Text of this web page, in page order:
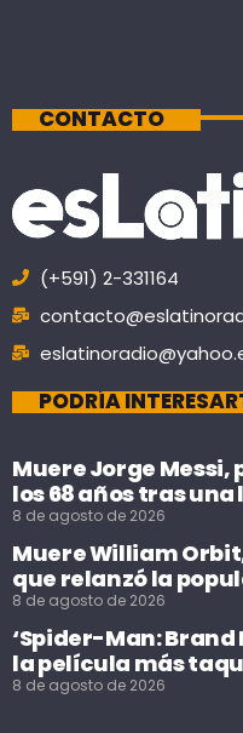
CONTACTO
(+591) 2-331164
PODRÍA
Muere Jorge Messi,
los 68 años tras
8 de agosto de 2026
Muere William
que relanzó la
8 de agosto de 2026
‘Spider-Man: Brand
la película más
8 de agosto de 2026